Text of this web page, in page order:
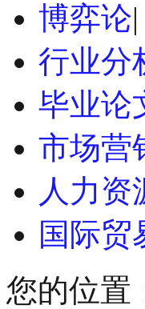
博弈论|
行业分
毕业论
市场营
人力资
国际贸
您的位置